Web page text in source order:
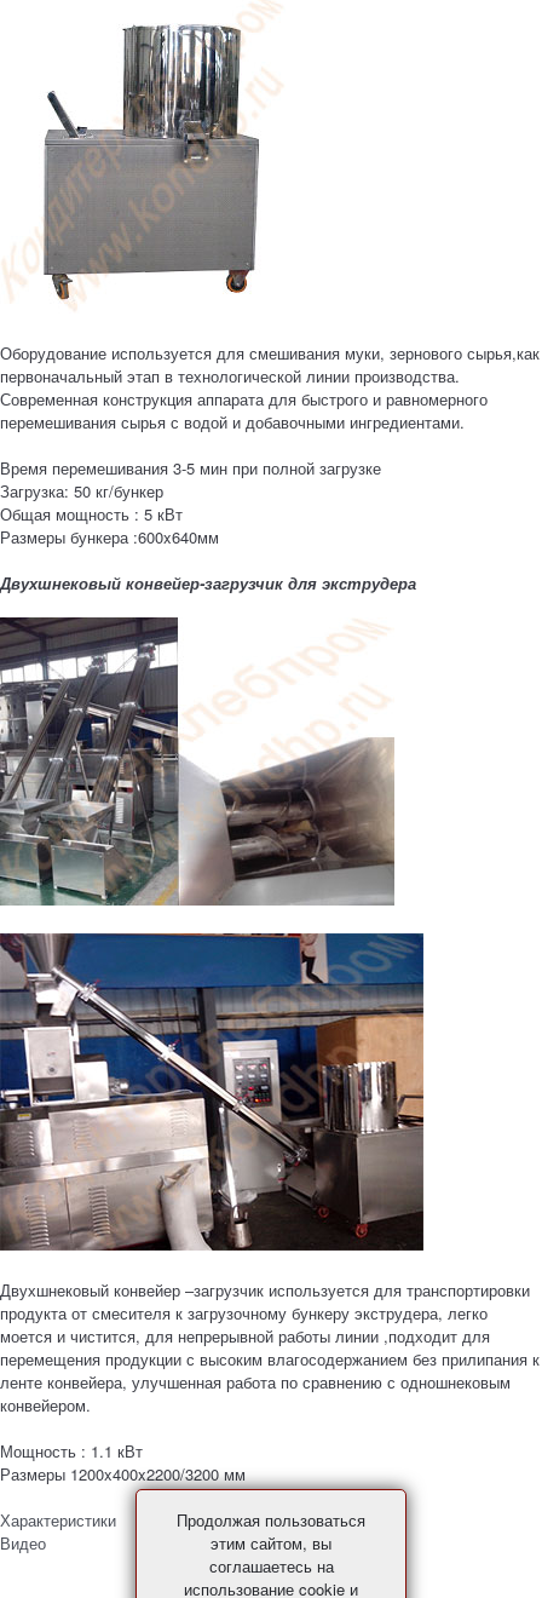
Оборудование используется для смешивания муки, зернового сырья,как
первоначальный этап в технологической линии производства.
Современная конструкция аппарата для быстрого и равномерного
перемешивания сырья с водой и добавочными ингредиентами.
Время перемешивания 3-5 мин при полной загрузке
Загрузка: 50 кг/бункер
Общая мощность : 5 кВт
Размеры бункера :600x640мм
Двухшнековый конвейер-загрузчик для экструдера
Двухшнековый конвейер –загрузчик используется для транспортировки
продукта от смесителя к загрузочному бункеру экструдера, легко
моется и чистится, для непрерывной работы линии ,подходит для
перемещения продукции с высоким влагосодержанием без прилипания к
ленте конвейера, улучшенная работа по сравнению с одношнековым
конвейером.
Мощность : 1.1 кВт
Размеры 1200x400x2200/3200 мм
Характеристики
Видео
Продолжая пользоваться
этим сайтом, вы
соглашаетесь на
использование cookie и